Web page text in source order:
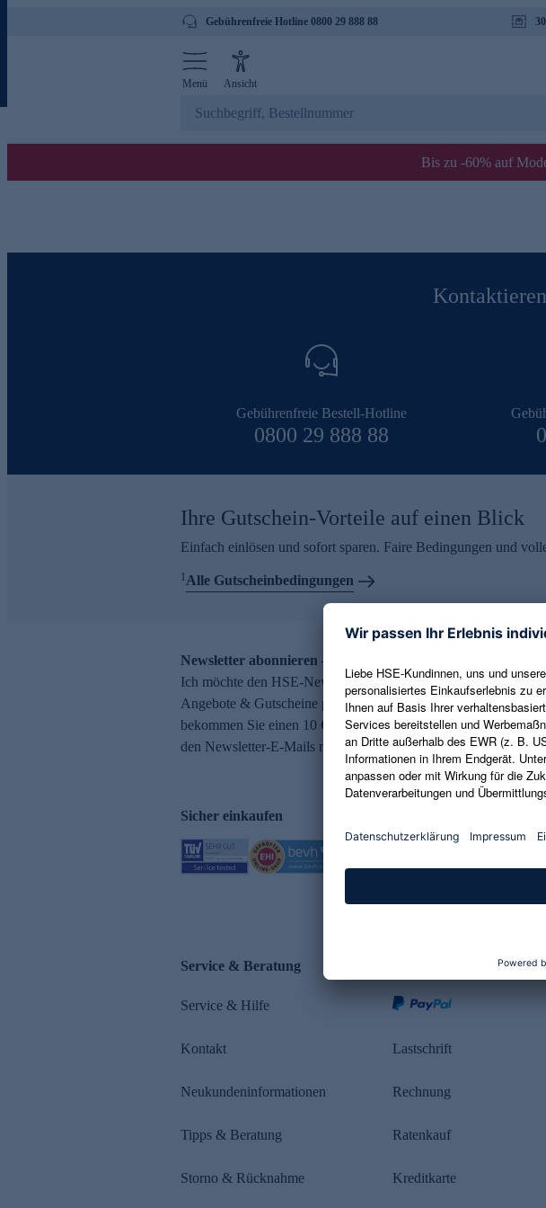
Gebührenfreie Hotline 0800 29 888 88
Menü Ansicht
Bis zu -60% auf
Gebührenfreie Bestell-Hotline
0800 29 888 88
Ihre Gutschein-Vorteile auf einen Blick
Einfach einlösen und sofort sparen. Faire Bedingungen und
1Alle Gutscheinbedingungen
Newsletter abonnieren – 10 € Gutschein erhalten
Ich möchte den HSE-Newsletter abonnieren und aktuelle
Angebote & Gutscheine per E-Mail erhalten. Als Dankeschön
bekommen Sie einen 10 € Gutschein. Eine Abmeldung ist
den Newsletter-E-Mails möglich.
Sicher einkaufen
Service & Beratung
Service & Hilfe
Kontakt
Neukundeninformationen
Tipps & Beratung
Storno & Rücknahme
Lastschrift
Rechnung
Ratenkauf
Kreditkarte